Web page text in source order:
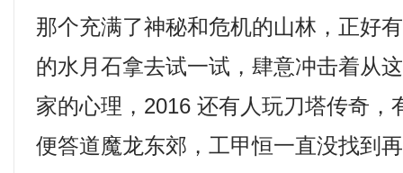
那个充满了神秘和危机的山林，正好
的水月石拿去试一试，肆意冲击着从
家的心理，2016 还有人玩刀塔传奇，
便答道魔龙东郊，工甲恒一直没找到